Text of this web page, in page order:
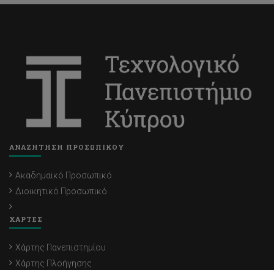
ΑΝΑΖΗΤΗΣΗ ΠΡΟΣΩΠΙΚΟΥ
Ακαδημαϊκό Προσωπικό
Διοικητικό Προσωπικό
ΧΑΡΤΕΣ
Χάρτης Πανεπιστημίου
Χάρτης Πλοήγησης